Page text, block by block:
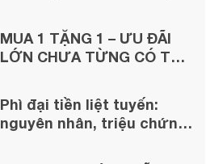
MUA 1 TẶNG 1 – ƯU ĐÃI
LỚN CHƯA TỪNG CÓ TỪ
Phì đại tiền liệt tuyến:
nguyên nhân, triệu chứng